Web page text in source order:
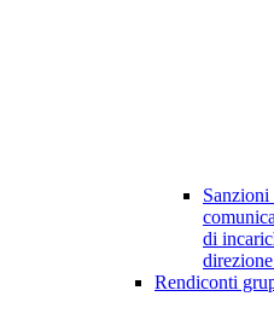
Sanzioni
di
Rendiconti